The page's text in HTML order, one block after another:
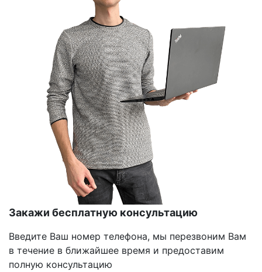
Закажи бесплатную консультацию
Введите Ваш номер телефона, мы перезвоним Вам
в течение в ближайшее время и предоставим
полную консультацию